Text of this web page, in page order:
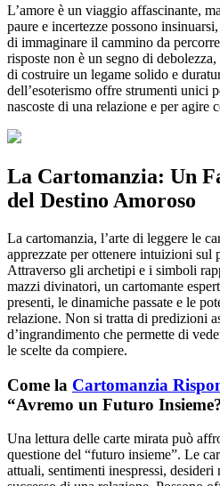
L’amore è un viaggio affascinante,
paure e incertezze possono
di immaginare il cammino da
risposte non è un segno di
di costruire un legame solido e
dell’esoterismo offre strumenti unici
nascoste di una relazione e per agire
La Cartomanzia: Un
del Destino Amoroso
La cartomanzia, l’arte di leggere le
apprezzate per ottenere intuizioni sul
Attraverso gli archetipi e i simboli
mazzi divinatori, un cartomante
presenti, le dinamiche passate e le
relazione. Non si tratta di predizioni
d’ingrandimento che permette di
le scelte da compiere.
Come la Cartomanzia
“Avremo un Futuro
Una lettura delle carte mirata può
questione del “futuro insieme”. Le
attuali, sentimenti inespressi,